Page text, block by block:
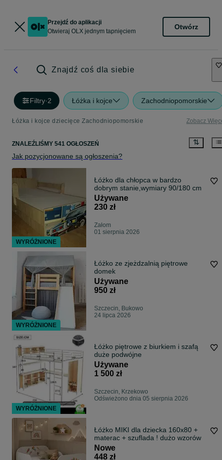
Przejdź do aplikacji
Otwieraj OLX jednym tapnięciem
Otwórz
Znajdź coś dla siebie
Filtry·2 Łóżka i kojce Zachodniopomorskie
Łóżka i kojce dziecięce Zachodniopomorskie Zobacz
ZNALEŹLIŚMY 541 OGŁOSZEŃ
Jak pozycjonowane są ogłoszenia?
Łóżko dla chłopca w bardzo
dobrym stanie,wymiary 90/180 cm
Używane
230 zł
Załom
01 sierpnia 2026
Łóżko ze zjeżdzalnią piętrowe
domek
Używane
950 zł
Szczecin, Bukowo
24 lipca 2026
Łóżko piętrowe z biurkiem i szafą
duże podwójne
Używane
1 500 zł
Szczecin, Krzekowo
Odświeżono dnia 05 sierpnia 2026
Łóżko MIKI dla dziecka 160x80 +
materac + szuflada ! dużo wzorów
Nowe
448 zł
WYRÓŻNIONE
WYRÓŻNIONE
WYRÓŻNIONE